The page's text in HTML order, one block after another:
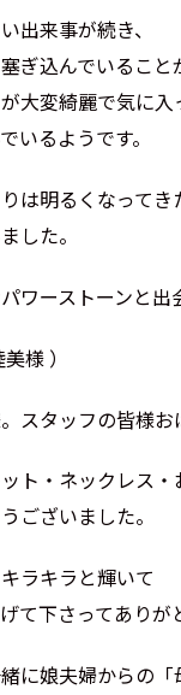
出来事が続き、
ぎ込んでいること
大変綺麗で気に入
いるようです。
は明るくなってき
した。
ワーストーンと出
様 ）
スタッフの皆様お
ト・ネックレス・
ございました。
ラキラと輝いて
て下さってありが
に娘夫婦からの